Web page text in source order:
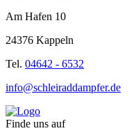
Am Hafen 10
24376 Kappeln
Tel. 04642 - 6532
info@schleiraddampfer.de
Finde uns auf